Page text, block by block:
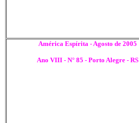
América Espírita - Agosto de 2005
Ano VIII - N° 85 - Porto Alegre - RS